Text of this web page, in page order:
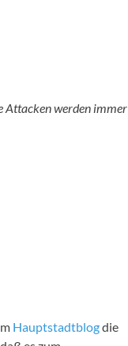
Attacken werden immer
Hauptstadtblogdie